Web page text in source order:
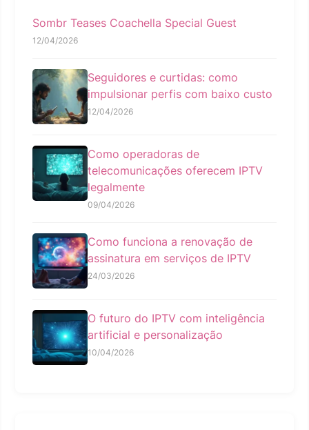
Sombr Teases Coachella Special Guest
12/04/2026
Seguidores e curtidas: como
impulsionar perfis com baixo custo
12/04/2026
Como operadoras de
telecomunicações oferecem IPTV
legalmente
09/04/2026
Como funciona a renovação de
assinatura em serviços de IPTV
24/03/2026
O futuro do IPTV com inteligência
artificial e personalização
10/04/2026